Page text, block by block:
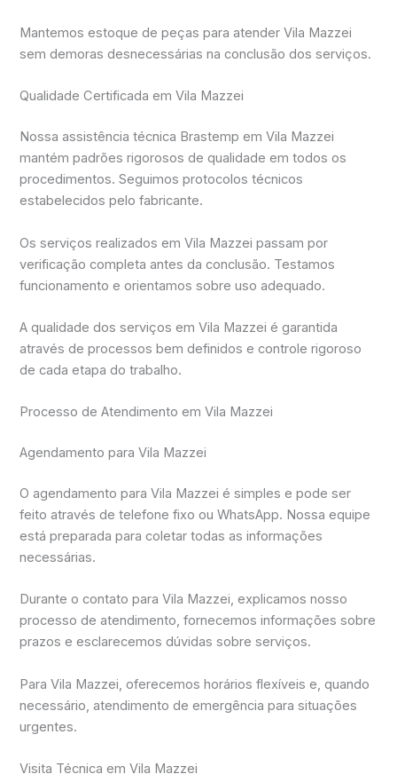
Mantemos estoque de peças para atender Vila Mazzei
sem demoras desnecessárias na conclusão dos serviços.
Qualidade Certificada em Vila Mazzei
Nossa assistência técnica Brastemp em Vila Mazzei
mantém padrões rigorosos de qualidade em todos os
procedimentos. Seguimos protocolos técnicos
estabelecidos pelo fabricante.
Os serviços realizados em Vila Mazzei passam por
verificação completa antes da conclusão. Testamos
funcionamento e orientamos sobre uso adequado.
A qualidade dos serviços em Vila Mazzei é garantida
através de processos bem definidos e controle rigoroso
de cada etapa do trabalho.
Processo de Atendimento em Vila Mazzei
Agendamento para Vila Mazzei
O agendamento para Vila Mazzei é simples e pode ser
feito através de telefone fixo ou WhatsApp. Nossa equipe
está preparada para coletar todas as informações
necessárias.
Durante o contato para Vila Mazzei, explicamos nosso
processo de atendimento, fornecemos informações sobre
prazos e esclarecemos dúvidas sobre serviços.
Para Vila Mazzei, oferecemos horários flexíveis e, quando
necessário, atendimento de emergência para situações
urgentes.
Visita Técnica em Vila Mazzei